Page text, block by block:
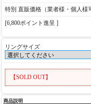
特別 直販価格（業者様・個人様
[6,800ポイント進呈 ]
リングサイズ
【SOLD OUT】
商品説明